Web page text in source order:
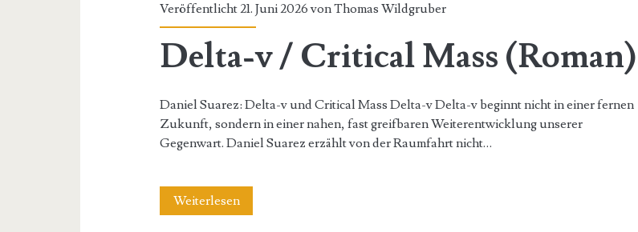
Veröffentlicht 21. Juni 2026 vonThomas Wildgruber
Delta-v / Critical Mass (Roman)
Daniel Suarez: Delta-v und Critical Mass Delta-v Delta-v beginnt nicht in einer fernen
Zukunft, sondern in einer nahen, fast greifbaren Weiterentwicklung unserer
Gegenwart. Daniel Suarez erzählt von der Raumfahrt nicht…
WeiterlesenDelta-